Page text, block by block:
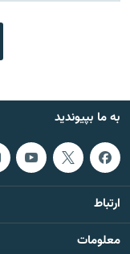
به ما بپیوندید
ارتباط
معلومات